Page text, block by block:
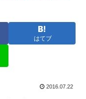
はてブ
2016.07.22